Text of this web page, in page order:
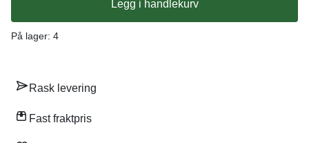
sort med små, glatte blader og god resistens mot blomstring. En
pålitelig sort med alt du forventer av en moderne sort. Middels
Legg i handlekurv
På lager: 4
Rask levering
Fast fraktpris